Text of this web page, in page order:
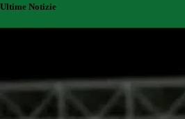
Ultime Notizie